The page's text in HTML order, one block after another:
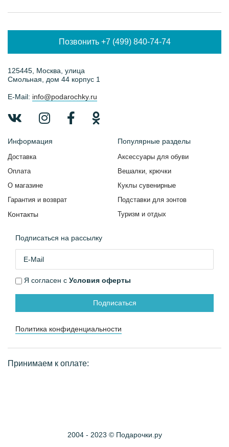
Позвонить +7 (499) 840-74-74
125445, Москва, улица
Смольная, дом 44 корпус 1
E-Mail: info@podarochky.ru
Информация
Доставка
Оплата
О магазине
Гарантия и возврат
Контакты
Популярные разделы
Аксессуары для обуви
Вешалки, крючки
Куклы сувенирные
Подставки для зонтов
Туризм и отдых
Подписаться на рассылку
Я согласен с Условия оферты
Подписаться
Политика конфиденциальности
Принимаем к оплате:
2004 - 2023 © Подарочки.ру